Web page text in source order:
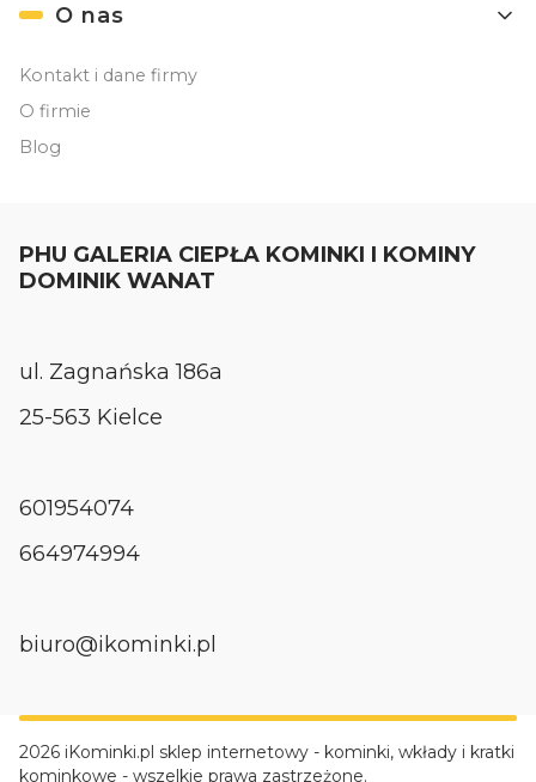
O nas
Kontakt i dane firmy
O firmie
Blog
PHU GALERIA CIEPŁA KOMINKI I KOMINY
DOMINIK WANAT
ul. Zagnańska 186a
25-563 Kielce
601954074
664974994
biuro@ikominki.pl
2026 iKominki.pl sklep internetowy - kominki, wkłady i kratki
kominkowe - wszelkie prawa zastrzeżone.